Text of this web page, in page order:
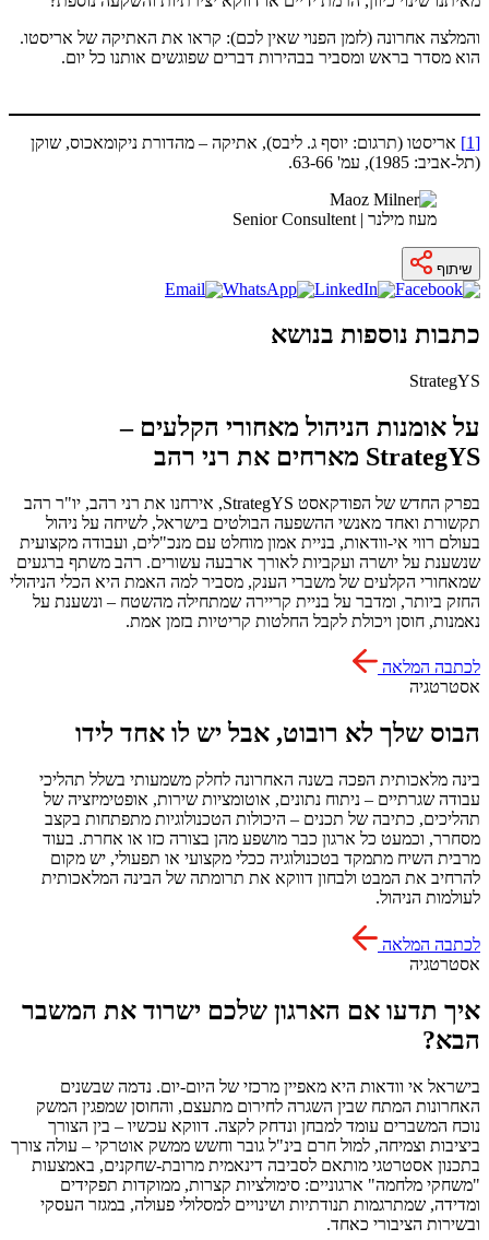
והמלצה אחרונה (לזמן הפנוי שאין לכם): קראו את האתיקה של אריסטו.
הוא מסדר בראש ומסביר בבהירות דברים שפוגשים אותנו כל יום.
[1]
אריסטו (תרגום: יוסף ג. ליבס), אתיקה – מהדורת ניקומאכוס, שוקן
(תל-אביב: 1985), עמ' 63-66.
מעוז מילנר | Senior Consultent
שיתוף
כתבות נוספות בנושא
StrategYS
על אומנות הניהול מאחורי הקלעים –
StrategYS מארחים את רני רהב
בפרק החדש של הפודקאסט StrategYS, אירחנו את רני רהב, יו"ר רהב
תקשורת ואחד מאנשי ההשפעה הבולטים בישראל, לשיחה על ניהול
בעולם רווי אי-וודאות, בניית אמון מוחלט עם מנכ"לים, ועבודה מקצועית
שנשענת על יושרה ועקביות לאורך ארבעה עשורים. רהב משתף ברגעים
שמאחורי הקלעים של משברי הענק, מסביר למה האמת היא הכלי הניהולי
החזק ביותר, ומדבר על בניית קריירה שמתחילה מהשטח – ונשענת על
נאמנות, חוסן ויכולת לקבל החלטות קריטיות בזמן אמת.
לכתבה המלאה
אסטרטגיה
הבוס שלך לא רובוט, אבל יש לו אחד לידו
בינה מלאכותית הפכה בשנה האחרונה לחלק משמעותי בשלל תהליכי
עבודה שגרתיים – ניתוח נתונים, אוטומציות שירות, אופטימיזציה של
תהליכים, כתיבה של תכנים – היכולות הטכנולוגיות מתפתחות בקצב
מסחרר, וכמעט כל ארגון כבר מושפע מהן בצורה כזו או אחרת. בעוד
מרבית השיח מתמקד בטכנולוגיה ככלי מקצועי או תפעולי, יש מקום
להרחיב את המבט ולבחון דווקא את תרומתה של הבינה המלאכותית
לעולמות הניהול.
לכתבה המלאה
אסטרטגיה
איך תדעו אם הארגון שלכם ישרוד את המשבר
הבא?
בישראל אי וודאות היא מאפיין מרכזי של היום-יום. נדמה שבשנים
האחרונות המתח שבין השגרה לחירום מתעצם, והחוסן שמפגין המשק
נוכח המשברים עומד למבחן ונדחק לקצה. דווקא עכשיו – בין הצורך
ביציבות וצמיחה, למול חרם בינ"ל גובר וחשש ממשק אוטרקי – עולה צורך
בתכנון אסטרטגי מותאם לסביבה דינאמית מרובת-שחקנים, באמצעות
"משחקי מלחמה" ארגוניים: סימולציות קצרות, ממוקדות תפקידים
ומדידה, שמתרגמות תנודתיות ושינויים למסלולי פעולה, במגזר העסקי
ובשירות הציבורי כאחד.